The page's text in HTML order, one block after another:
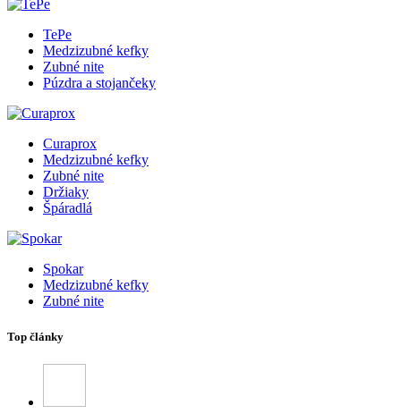
TePe
Medzizubné kefky
Zubné nite
Púzdra a stojančeky
Curaprox
Medzizubné kefky
Zubné nite
Držiaky
Špáradlá
Spokar
Medzizubné kefky
Zubné nite
Top články